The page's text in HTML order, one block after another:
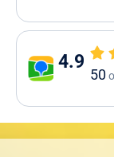
4.9
50